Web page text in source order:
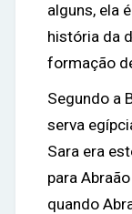
alguns, ela
história da
formação
Segundo a
serva
Sara era
para
quando